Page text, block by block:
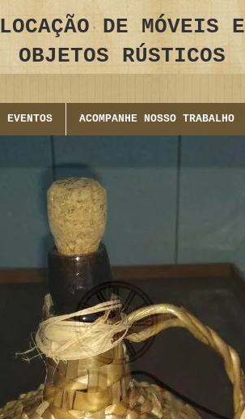
LOCAÇÃO DE MÓVEIS E
OBJETOS RÚSTICOS
EVENTOS ACOMPANHE NOSSO TRABALHO